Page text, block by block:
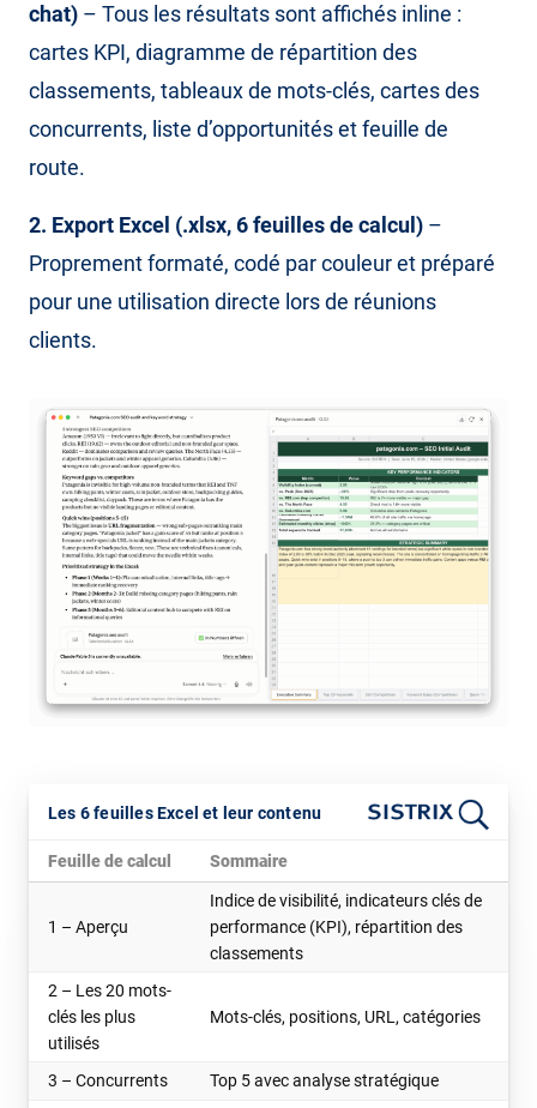
chat) – Tous les résultats sont affichés inline :
cartes KPI, diagramme de répartition des
classements, tableaux de mots-clés, cartes des
concurrents, liste d’opportunités et feuille de
route.
2. Export Excel (.xlsx, 6 feuilles de calcul) –
Proprement formaté, codé par couleur et préparé
pour une utilisation directe lors de réunions
clients.
Les 6 feuilles Excel et leur contenu
Feuille de calcul Sommaire
1 – Aperçu
Indice de visibilité, indicateurs clés de
performance (KPI), répartition des
classements
2 – Les 20 mots-
clés les plus
utilisés
Mots-clés, positions, URL, catégories
3 – Concurrents Top 5 avec analyse stratégique